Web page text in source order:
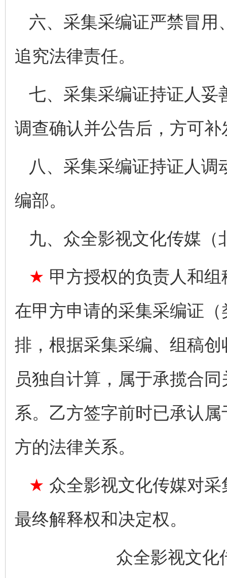
六、采集采编证严禁冒用
追究法律责任。
七、采集采编证持证人妥
调查确认并公告后，方可补
八、采集采编证持证人
编部。
九、众全影视文化传媒
★ 甲方授权的负责人和
在甲方申请的采集采编证
排，根据采集采编、组稿
员独自计算，属于承揽合
系。乙方签字前时已承认
方的法律关系。
★ 众全影视文化传媒对
最终解释权和决定权。
众全影视文化